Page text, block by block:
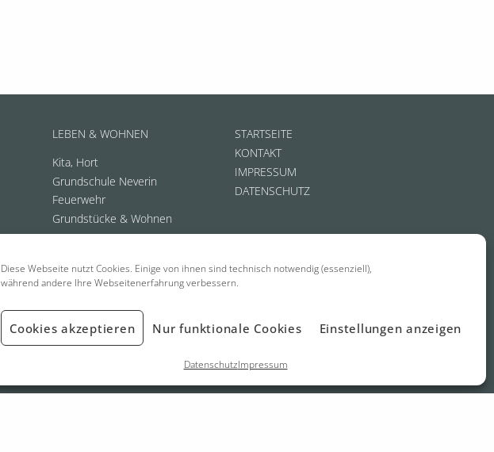
Diese Webseite nutzt Cookies. Einige von ihnen sind technisch notwendig (essenziell),
während andere Ihre Webseitenerfahrung verbessern.
Cookies akzeptieren Nur funktionale Cookies Einstellungen anzeigen
DatenschutzImpressum
LEBEN & WOHNEN
Kita, Hort
Grundschule Neverin
Feuerwehr
Grundstücke & Wohnen
STARTSEITE
KONTAKT
IMPRESSUM
DATENSCHUTZ